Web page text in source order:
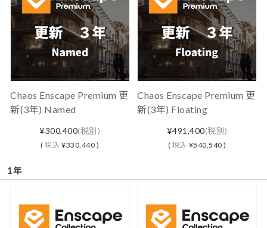
Chaos Enscape Premium 更
新(3年) Named
¥300,400(税別)
(税込 ¥330,440 )
Chaos Enscape Premium 更
新(3年) Floating
¥491,400(税別)
( 税込 ¥540,540 )
1年